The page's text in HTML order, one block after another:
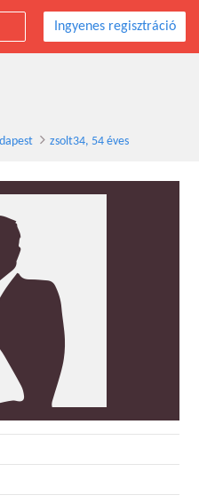
Ingyenes regisztráció
54 éves, Budapest
zsolt34, 54 éves